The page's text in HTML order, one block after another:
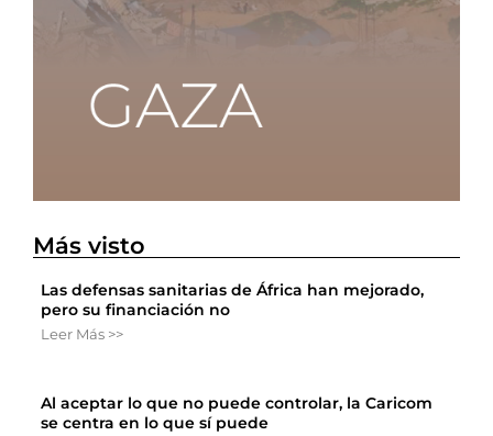
Más visto
Las defensas sanitarias de África han mejorado,
pero su financiación no
Leer Más >>
Al aceptar lo que no puede controlar, la Caricom
se centra en lo que sí puede